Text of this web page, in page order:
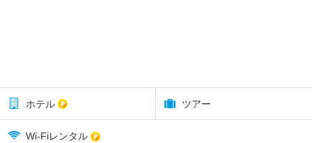
ホテル ツアー
Wi-Fiレンタル